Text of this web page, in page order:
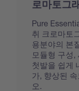
로마토그
Pure
취 크로마토
용분야의 본
모듈형 구성
첫발을 쉽게
가, 향상된
오.